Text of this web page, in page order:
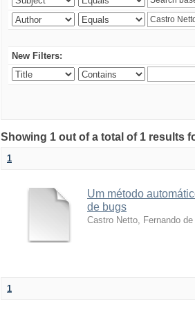
New Filters:
Showing 1 out of a total of 1 results
1
Um método
de bugs
Castro Netto, Fernando de
1